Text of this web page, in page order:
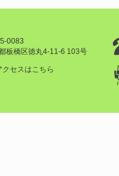
0083
板橋区徳丸4-11-6 103号
クセスはこちら